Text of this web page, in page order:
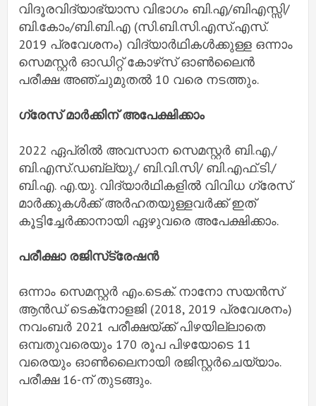
വിദൂരവിദ്യാഭ്യാസ വിഭാഗം ബി.എ/ബിഎസ്സി/
ബി.കോം/ബി.ബി.എ (സി.ബി.സി.എസ്.എസ്.
2019 പ്രവേശനം) വിദ്യാര്‍ഥികള്‍ക്കുള്ള ഒന്നാം
സെമസ്റ്റര്‍ ഓഡിറ്റ് കോഴ്‌സ് ഓണ്‍ലൈന്‍
പരീക്ഷ അഞ്ചുമുതല്‍ 10 വരെ നടത്തും.
ഗ്രേസ് മാര്‍ക്കിന് അപേക്ഷിക്കാം
2022 ഏപ്രില്‍ അവസാന സെമസ്റ്റര്‍ ബി.എ./
ബി.എസ്.ഡബ്ല്യു./ ബി.വി.സി/ ബി.എഫ്.ടി./
ബി.എ. എ.യു. വിദ്യാര്‍ഥികളില്‍ വിവിധ ഗ്രേസ്
മാര്‍ക്കുകള്‍ക്ക് അര്‍ഹതയുള്ളവര്‍ക്ക് ഇത്
കൂട്ടിച്ചേര്‍ക്കാനായി ഏഴുവരെ അപേക്ഷിക്കാം.
പരീക്ഷാ രജിസ്‌ട്രേഷന്‍
ഒന്നാം സെമസ്റ്റര്‍ എം.ടെക്. നാനോ സയന്‍സ്
ആന്‍ഡ് ടെക്‌നോളജി (2018, 2019 പ്രവേശനം)
നവംബര്‍ 2021 പരീക്ഷയ്ക്ക് പിഴയില്ലാതെ
ഒമ്പതുവരെയും 170 രൂപ പിഴയോടെ 11
വരെയും ഓണ്‍ലൈനായി രജിസ്റ്റര്‍ചെയ്യാം.
പരീക്ഷ 16-ന് തുടങ്ങും.